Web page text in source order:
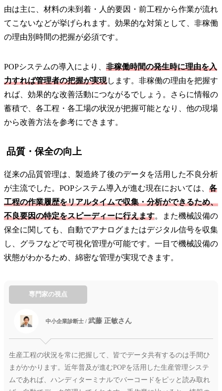
由は主に、材料の未到着・人的要因・前工程から作業が流れ
てこないなどが挙げられます。効果的な対策として、非稼働
の理由別時間の把握が必須です。
POPシステムの導入により、 非稼働時間の発生時に理由を入
力すれば管理者の把握が実現します。非稼働の理由を把握す
れば、効果的な改善活動につながるでしょう。さらに情報の
蓄積で、各工程・各工場の状況が把握可能となり、他の現場
から改善方法を参考にできます。
品質・保全の向上
従来の品質管理は、製造終了後のデータを活用した不良分析
が主流でした。POPシステム導入が進む現在においては、 各
工程の作業履歴をリアルタイムで収集・分析ができるため、
不良要因の特定をスピーディーに行えます。また機械設備の
保全に関しても、自動でアナログまたはデジタル信号を収集
し、グラフなどで可視化管理が可能です。一目で機械設備の
状態がわかるため、綿密な管理が実現できます。
専門家の視点
中小企業診断士 / 武藤 正敏さん
生産工程の状況を常に把握して、皆でデータ共有するのは手間ひ
まがかかります。近年普及が進むPOPを活用した生産管理システ
ムであれば、ハンディターミナルでバーコードをピッと読み取れ